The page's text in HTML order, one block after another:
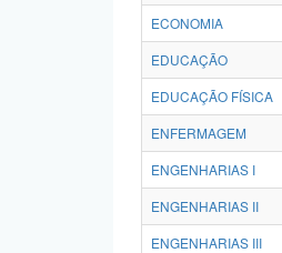
ECONOMIA
EDUCAÇÃO
EDUCAÇÃO FÍSICA
ENFERMAGEM
ENGENHARIAS I
ENGENHARIAS II
ENGENHARIAS III